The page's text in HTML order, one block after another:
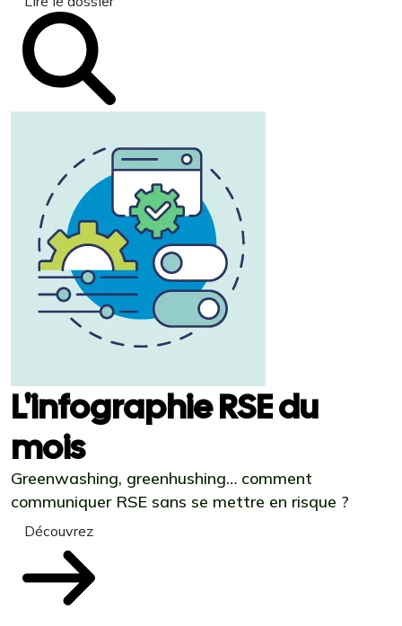
L'infographie RSE du
mois
Greenwashing, greenhushing… comment
communiquer RSE sans se mettre en risque ?
Découvrez